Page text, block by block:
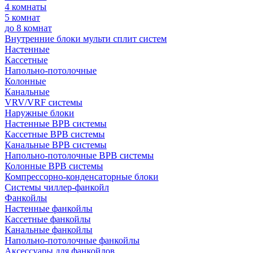
4 комнаты
5 комнат
до 8 комнат
Внутренние блоки мульти сплит систем
Настенные
Кассетные
Напольно-потолочные
Колонные
Канальные
VRV/VRF системы
Наружные блоки
Настенные ВРВ системы
Кассетные ВРВ системы
Канальные ВРВ системы
Напольно-потолочные ВРВ системы
Колонные ВРВ системы
Компрессорно-конденсаторные блоки
Системы чиллер-фанкойл
Фанкойлы
Настенные фанкойлы
Кассетные фанкойлы
Канальные фанкойлы
Напольно-потолочные фанкойлы
Аксессуары для фанкойлов